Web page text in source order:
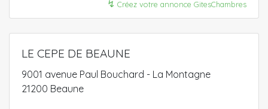
↯ Créez votre annonce GitesChambres
LE CEPE DE BEAUNE
9001 avenue Paul Bouchard - La Montagne
21200 Beaune